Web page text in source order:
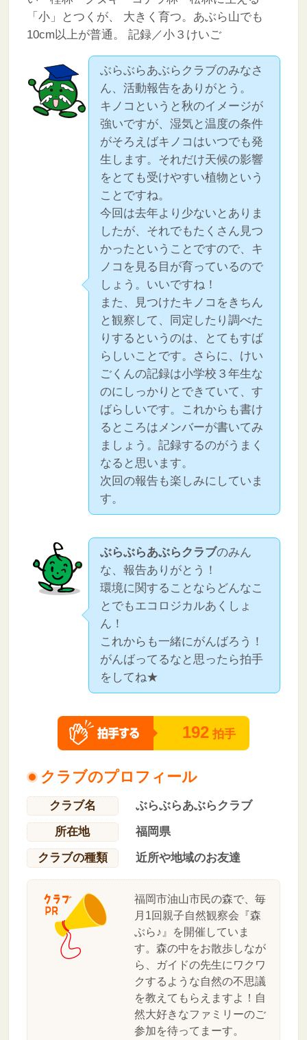
「小」とつくが、
大きく育つ。あぶら山でも
10cm以上が普通。
記録／小３けいご
ぶらぶらあぶらクラブのみなさ
ん、活動報告をありがとう。
キノコというと秋のイメージが
強いですが、湿気と温度の条件
がそろえばキノコはいつでも発
生します。それだけ天候の影響
をとても受けやすい植物という
ことですね。
今回は去年より少ないとありま
したが、それでもたくさん見つ
かったということですので、キ
ノコを見る目が育っているので
しょう。いいですね！
また、見つけたキノコをきちん
と観察して、同定したり調べた
りするというのは、とてもすば
らしいことです。さらに、けい
ごくんの記録は小学校３年生な
のにしっかりとできていて、す
ばらしいです。これからも書け
るところはメンバーが書いてみ
ましょう。記録するのがうまく
なると思います。
次回の報告も楽しみにしていま
す。
ぶらぶらあぶらクラブのみん
な、報告ありがとう！
環境に関することならどんなこ
とでもエコロジカルあくしょ
ん！
これからも一緒にがんばろう！
がんばってるなと思ったら拍手
をしてね★
192 拍手
クラブのプロフィール
クラブ名
ぶらぶらあぶらクラブ
所在地
福岡県
クラブの種類
近所や地域のお友達
福岡市油山市民の森で、毎
月1回親子自然観察会『森
ぶら♪』を開催していま
す。森の中をお散歩しなが
ら、ガイドの先生にワクワ
クするような自然の不思議
を教えてもらえますよ！自
然大好きなファミリーのご
参加を待ってまーす。